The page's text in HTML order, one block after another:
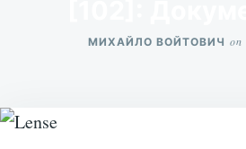
МИХАЙЛО ВОЙТОВИЧ on